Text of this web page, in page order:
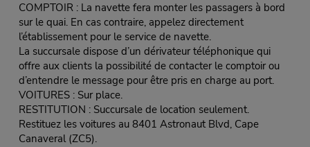
COMPTOIR : La navette fera monter les passagers à bord
sur le quai. En cas contraire, appelez directement
l’établissement pour le service de navette.
La succursale dispose d’un dérivateur téléphonique qui
offre aux clients la possibilité de contacter le comptoir ou
d’entendre le message pour être pris en charge au port.
VOITURES : Sur place.
RESTITUTION : Succursale de location seulement.
Restituez les voitures au 8401 Astronaut Blvd, Cape
Canaveral (ZC5).